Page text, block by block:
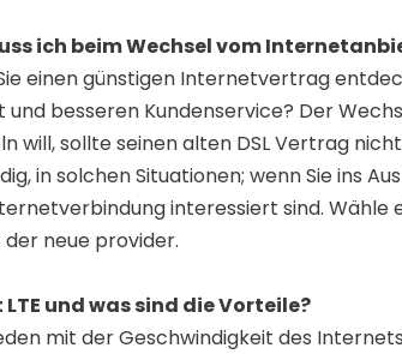
ich beim Wechsel vom
einen günstigen Internetvertrag
und besseren Kundenservice? Der
will, sollte seinen alten DSL Vertrag
in solchen Situationen; wenn Sie ins
interessiert sind. Wähle
neue provider.
LTE und was sind die Vorteile?
mit der Geschwindigkeit des